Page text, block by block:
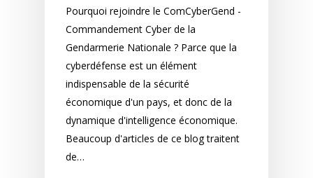
Pourquoi rejoindre le ComCyberGend -
Commandement Cyber de la
Gendarmerie Nationale ? Parce que la
cyberdéfense est un élément
indispensable de la sécurité
économique d'un pays, et donc de la
dynamique d'intelligence économique.
Beaucoup d'articles de ce blog traitent
de…